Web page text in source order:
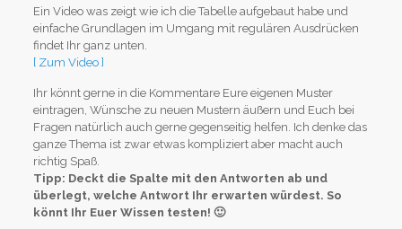
Ein Video was zeigt wie ich die Tabelle aufgebaut habe und
einfache Grundlagen im Umgang mit regulären Ausdrücken
findet Ihr ganz unten.
[ Zum Video ]
Ihr könnt gerne in die Kommentare Eure eigenen Muster
eintragen, Wünsche zu neuen Mustern äußern und Euch bei
Fragen natürlich auch gerne gegenseitig helfen. Ich denke das
ganze Thema ist zwar etwas kompliziert aber macht auch
richtig Spaß.
Tipp: Deckt die Spalte mit den Antworten ab und
überlegt, welche Antwort Ihr erwarten würdest. So
könnt Ihr Euer Wissen testen! 🙂